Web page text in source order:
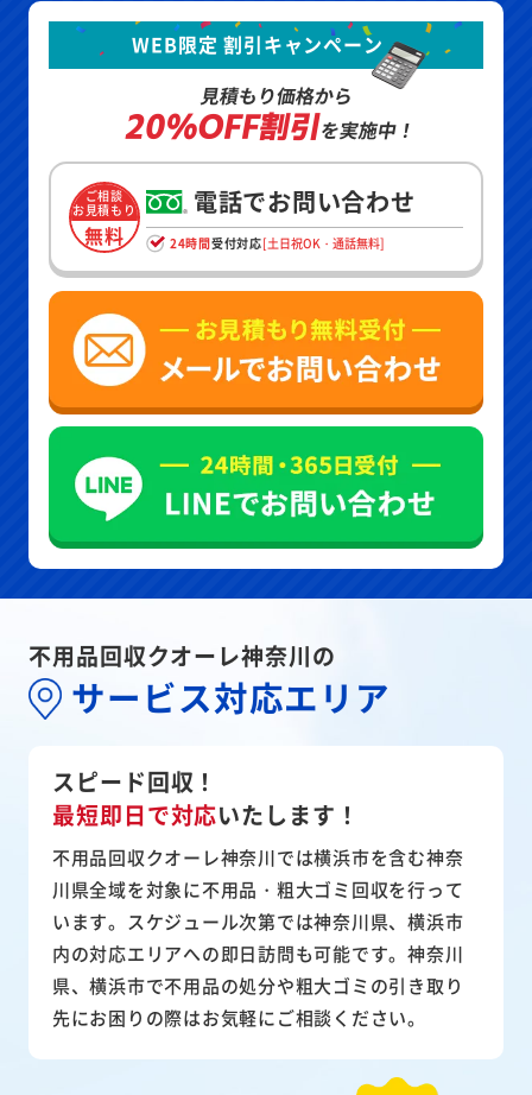
WEB限定 割引キャンペーン
見積もり価格から
20%OFF割引を実施中！
ご相談
お見積もり
無料
電話でお問い合わせ
24時間受付対応[土日祝OK・通話無料]
不用品回収クオーレ神奈川の
サービス対応エリア
スピード回収！
最短即日で対応いたします！
不用品回収クオーレ神奈川では横浜市を含む神奈
川県全域を対象に不用品・粗大ゴミ回収を行って
います。スケジュール次第では神奈川県、横浜市
内の対応エリアへの即日訪問も可能です。神奈川
県、横浜市で不用品の処分や粗大ゴミの引き取り
先にお困りの際はお気軽にご相談ください。